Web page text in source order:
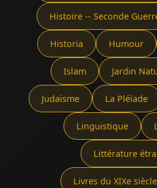
Histoire -- Seconde
Historia Humour
Islam Jardin
Judaïsme La Pléïade
Linguistique
Littérature
Livres du XIXe